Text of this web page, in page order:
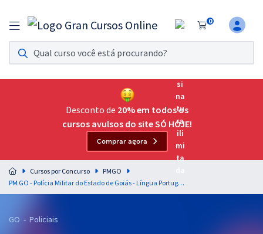
0
Assinatura Ilimitada 11
Acesso a todos os cursos. Teste grátis por 7 dias!
Assinatura OAB Até Passar
Acesso ilimitado a toda preparação para o Exame da
Residências Multiprofissionais
Preparação completa e intensiva para as principais
residências em saúde do Brasil
Desconto de 20% em todos os
cursos avulsos do site SÓ HOJE!
Comprar agora
Cursos por Concurso
PMGO
PM GO - Polícia Militar do Estado de Goiás - Língua Portuguesa para o Cargo de Oficial (Cadete) - Professor: Fernando Moura (videoaulas) & Bruno Pilastre e Gustavo Silva (PDFs) (Pré-edital)
GO - Policiais